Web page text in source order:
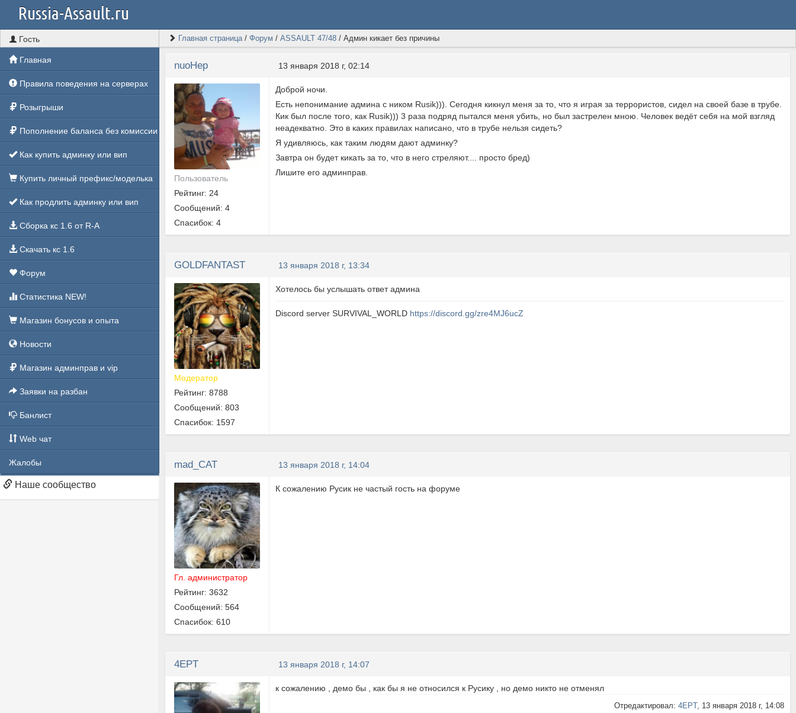
Russia-Assault.ru
Гость
Главная
Правила поведения на серверах
Розыгрыши
Пополнение баланса без комиссии
Как купить админку или вип
Купить личный префикс/моделька
Как продлить админку или вип
Сборка кс 1.6 от R-A
Скачать кс 1.6
Форум
Статистика NEW!
Магазин бонусов и опыта
Новости
Магазин админправ и vip
Заявки на разбан
Банлист
Web чат
Жалобы
Наше сообщество
Главная страница/ Форум / ASSAULT 47/48/ Админ кикает без причины
nuoHep 13 января 2018 г, 02:14
Пользователь
Рейтинг: 24
Сообщений: 4
Спасибок: 4
Доброй ночи.
Есть непонимание админа с ником Rusik))). Сегодня кикнул меня за то, что я играя за террористов, сидел на своей базе в трубе.
Кик был после того, как Rusik))) 3 раза подряд пытался меня убить, но был застрелен мною. Человек ведёт себя на мой взгляд
неадекватно. Это в каких правилах написано, что в трубе нельзя сидеть?
Я удивляюсь, как таким людям дают админку?
Завтра он будет кикать за то, что в него стреляют.... просто бред)
Лишите его админправ.
GOLDFANTAST 13 января 2018 г, 13:34
Модератор
Рейтинг: 8788
Сообщений: 803
Спасибок: 1597
Хотелось бы услышать ответ админа
Discord server SURVIVAL_WORLD https://discord.gg/zre4MJ6ucZ
mad_CAT 13 января 2018 г, 14:04
Гл. администратор
Рейтинг: 3632
Сообщений: 564
Спасибок: 610
К сожалению Русик не частый гость на форуме
4EPT 13 января 2018 г, 14:07
к сожалению , демо бы , как бы я не относился к Русику , но демо никто не отменял
Отредактировал: 4EPT, 13 января 2018 г, 14:08